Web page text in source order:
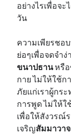
อย่างไรเพื่อจ
วัน
ความเพียรชอ
ย่อๆเพื่อจดจำ
ขนาปธานหรือ
กาย ไม่ให้ใช้ก
ภัยแก่เราผู้กร
การพูด ไม่ให้ใ
เพื่อให้สังวรณ์
เจริญสัมมาวา